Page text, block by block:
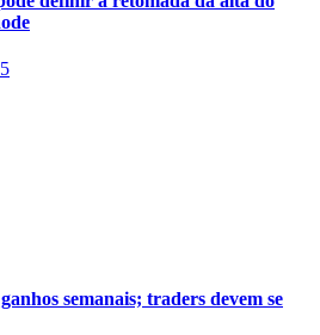
semanais; traders devem se